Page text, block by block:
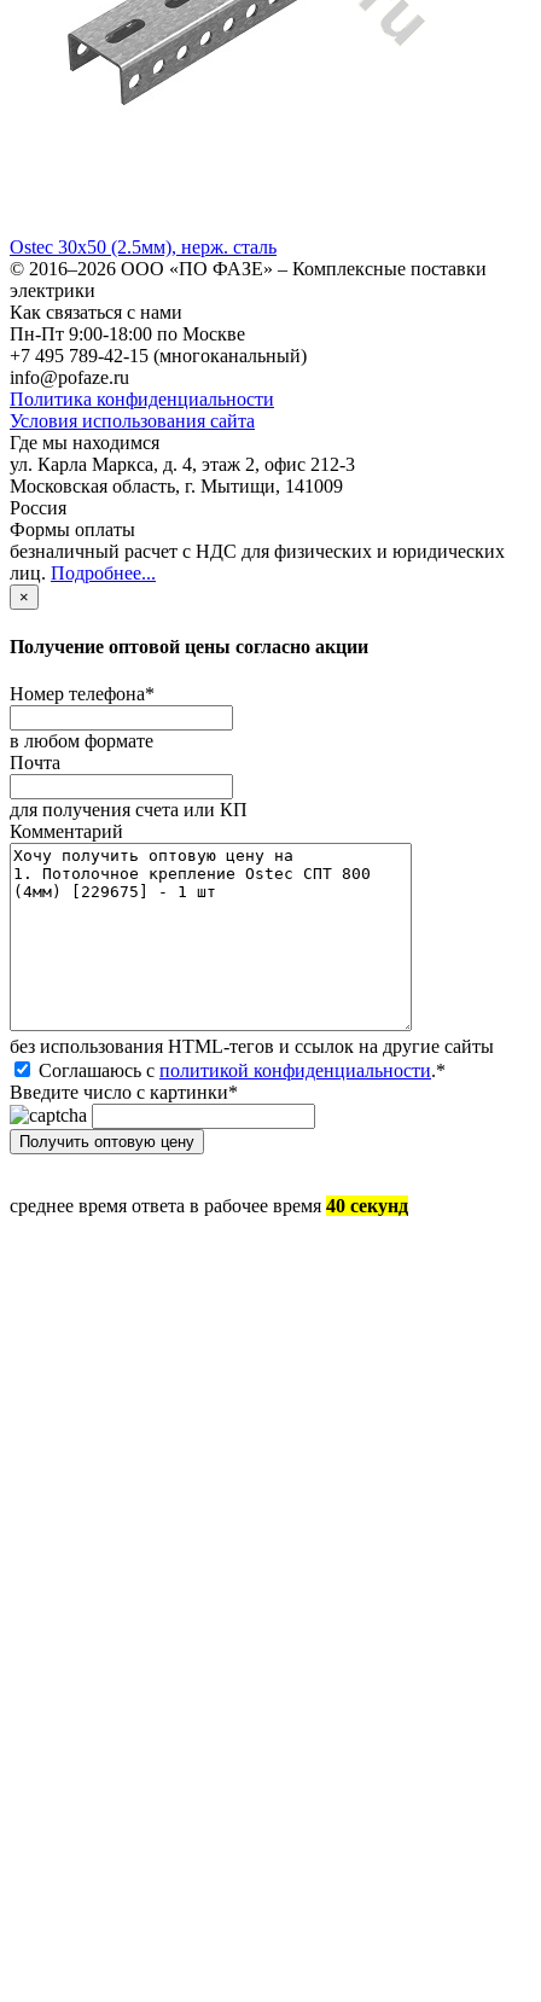
Ostec 30х50 (2.5мм), нерж. сталь
© 2016–2026 ООО «ПО ФАЗЕ» – Комплексные поставки
электрики
Как связаться с нами
Пн-Пт 9:00-18:00 по Москве
+7 495 789-42-15 (многоканальный)
info@pofaze.ru
Политика конфиденциальности
Условия использования сайта
Где мы находимся
ул. Карла Маркса, д. 4, этаж 2, офис 212-3
Московская область, г. Мытищи, 141009
Россия
Формы оплаты
безналичный расчет с НДС для физических и юридических
лиц. Подробнее...
×
Получение оптовой цены согласно акции
Номер телефона*
в любом формате
Почта
для получения счета или КП
Комментарий
без иcпользования HTML-тегов и ссылок на другие сайты
Соглашаюсь с политикой конфиденциальности.*
Введите число с картинки*
среднее время ответа в рабочее время 40 секунд